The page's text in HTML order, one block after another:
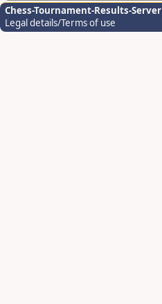
Chess-Tournament-Results-Server
Legal details/Terms of use